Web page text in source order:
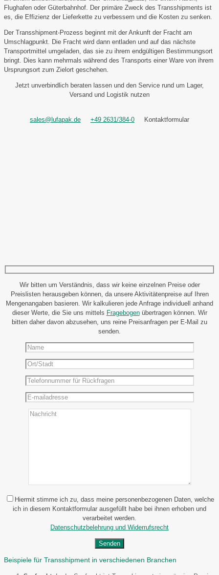
Flughafen oder Güterbahnhof. Der primäre Zweck des Transshipments ist
es, die Effizienz der Lieferkette zu verbessern und die Kosten zu senken.
Der Transshipment-Prozess beginnt mit der Ankunft der Fracht am
Umschlagpunkt. Die Fracht wird dann entladen und auf das nächste
Transportmittel umgeladen, das sie zu ihrem endgültigen Bestimmungsort
bringt. Dies kann mehrmals während des Transports einer Ware von ihrem
Ursprungsort zum Zielort geschehen.
Jetzt unverbindlich beraten lassen und den Service rund um Lager,
Versand und Logistik nutzen
sales@lufapak.de +49 2631/384-0 Kontaktformular
Wir bitten um Verständnis, dass wir keine einzelnen Preise oder
Preislisten herausgeben können, da unsere Aktivitätenpreise auf Ihren
Mengenangaben basieren. Wir kalkulieren jede Anfrage individuell anhand
dieser Werte, die Sie uns mittels Fragebogenübertragen können. Wir
bitten daher davon abzusehen, uns reine Preisanfragen per E-Mail zu
senden.
Hiermit stimme ich zu, dass meine personenbezogenen Daten, welche
ich in diesem Kontaktformular ausgefüllt habe bei ihnen erhoben und
verarbeitet werden.
Datenschutzbelehrung und Widerrufsrecht
Beispiele für Transshipment in verschiedenen Branchen